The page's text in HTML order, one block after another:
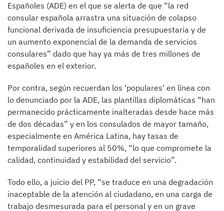
Españoles (ADE) en el que se alerta de que “la red
consular española arrastra una situación de colapso
funcional derivada de insuficiencia presupuestaria y de
un aumento exponencial de la demanda de servicios
consulares” dado que hay ya más de tres millones de
españoles en el exterior.
Por contra, según recuerdan los ‘populares’ en línea con
lo denunciado por la ADE, las plantillas diplomáticas “han
permanecido prácticamente inalteradas desde hace más
de dos décadas” y en los consulados de mayor tamaño,
especialmente en América Latina, hay tasas de
temporalidad superiores al 50%, “lo que compromete la
calidad, continuidad y estabilidad del servicio”.
Todo ello, a juicio del PP, “se traduce en una degradación
inaceptable de la atención al ciudadano, en una carga de
trabajo desmesurada para el personal y en un grave